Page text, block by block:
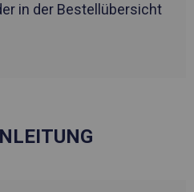
in der Bestellübersicht